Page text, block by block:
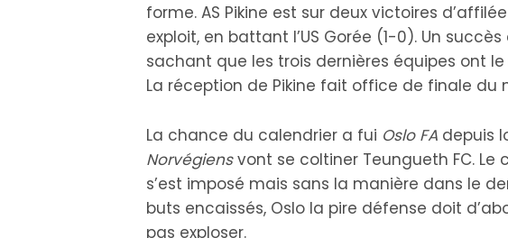
forme. AS Pikine est sur deux victoires
exploit, en battant l’US Gorée (1-0). Un
sachant que les trois dernières équipes ont
La réception de Pikine fait office de finale du
La chance du calendrier a fui Oslo FA depuis
Norvégiensvont se coltiner Teungueth FC.
s’est imposé mais sans la manière dans le
buts encaissés, Oslo la pire défense doit
pas exploser.